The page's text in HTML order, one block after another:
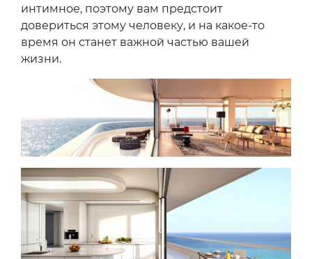
интимное, поэтому вам предстоит
довериться этому человеку, и на какое-то
время он станет важной частью вашей
жизни.